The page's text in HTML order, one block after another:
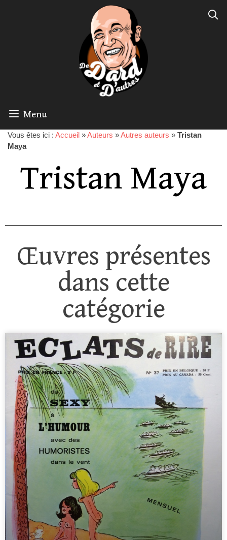
Menu
Vous êtes ici : Accueil »Auteurs »Autres auteurs » Tristan
Maya
Tristan Maya
Œuvres présentes
dans cette
catégorie